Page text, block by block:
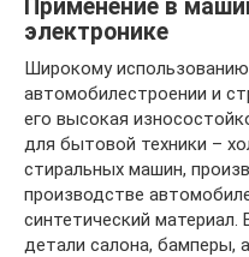
Применение в
электронике
Широкому
автомобилестроении и
его высокая
для бытовой техники –
стиральных машин,
производстве
синтетический
детали салона, бамперы,